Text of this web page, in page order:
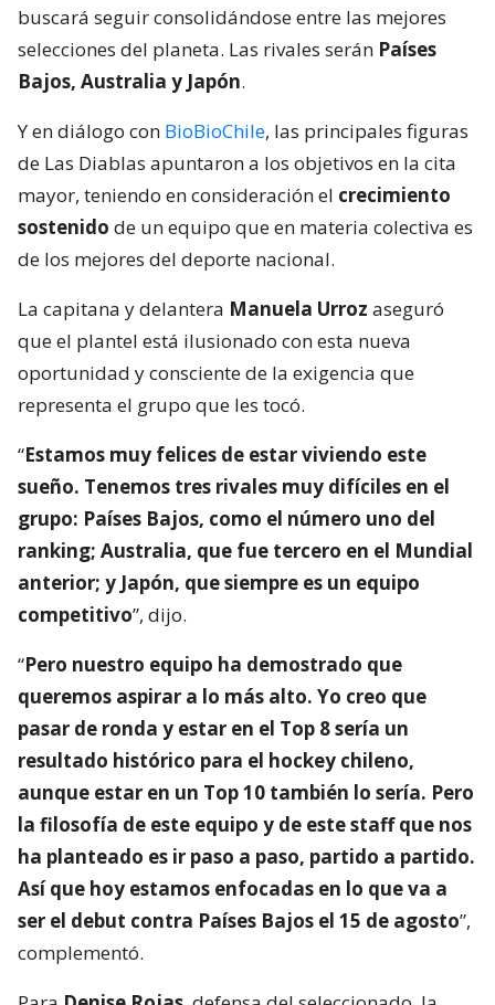
buscará seguir consolidándose entre las mejores
selecciones del planeta. Las rivales serán Países
Bajos, Australia y Japón.
Y en diálogo con BioBioChile, las principales figuras
de Las Diablas apuntaron a los objetivos en la cita
mayor, teniendo en consideración el crecimiento
sostenido de un equipo que en materia colectiva es
de los mejores del deporte nacional.
La capitana y delantera Manuela Urroz aseguró
que el plantel está ilusionado con esta nueva
oportunidad y consciente de la exigencia que
representa el grupo que les tocó.
“Estamos muy felices de estar viviendo este
sueño. Tenemos tres rivales muy difíciles en el
grupo: Países Bajos, como el número uno del
ranking; Australia, que fue tercero en el Mundial
anterior; y Japón, que siempre es un equipo
competitivo”, dijo.
“Pero nuestro equipo ha demostrado que
queremos aspirar a lo más alto. Yo creo que
pasar de ronda y estar en el Top 8 sería un
resultado histórico para el hockey chileno,
aunque estar en un Top 10 también lo sería. Pero
la filosofía de este equipo y de este staff que nos
ha planteado es ir paso a paso, partido a partido.
Así que hoy estamos enfocadas en lo que va a
ser el debut contra Países Bajos el 15 de agosto”,
complementó.